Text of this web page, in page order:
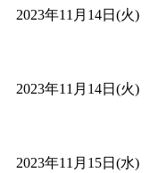
2023年11月14日(火)
2023年11月14日(火)
2023年11月15日(水)